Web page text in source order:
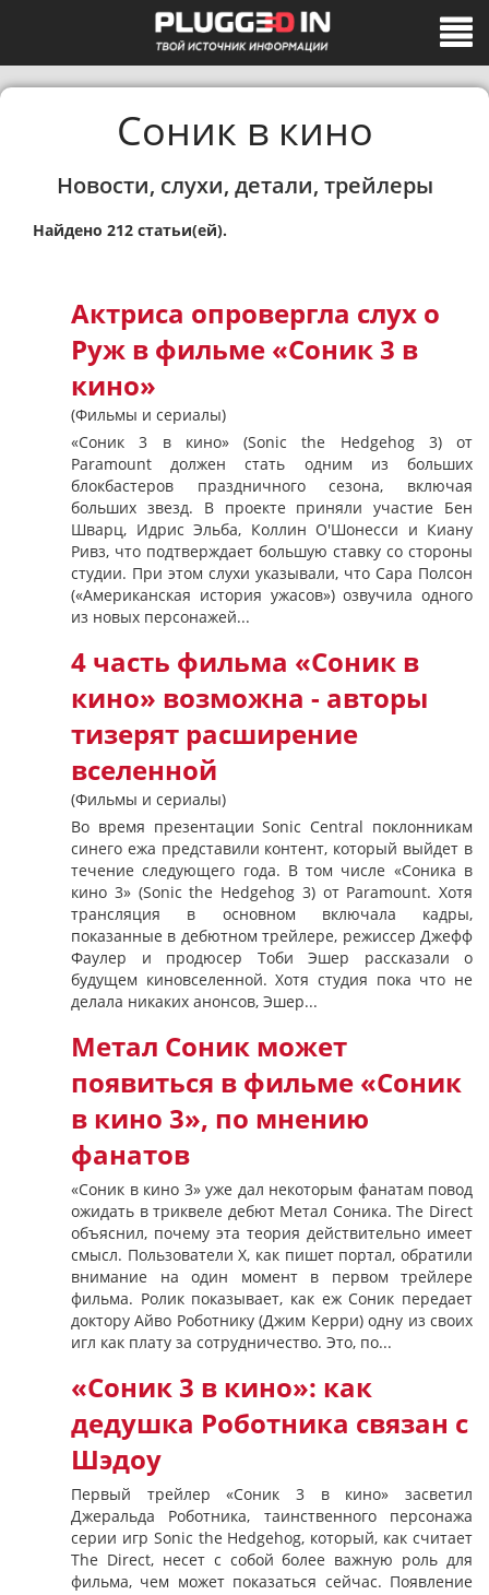
Соник в кино
Новости, слухи, детали, трейлеры
Найдено 212 статьи(ей).
Актриса опровергла слух о
Руж в фильме «Соник 3 в
кино»
(Фильмы и сериалы)
«Соник 3 в кино» (Sonic the Hedgehog 3) от
Paramount должен стать одним из больших
блокбастеров праздничного сезона, включая
больших звезд. В проекте приняли участие Бен
Шварц, Идрис Эльба, Коллин О'Шонесси и Киану
Ривз, что подтверждает большую ставку со стороны
студии. При этом слухи указывали, что Сара Полсон
(«Американская история ужасов») озвучила одного
из новых персонажей...
4 часть фильма «Соник в
кино» возможна - авторы
тизерят расширение
вселенной
(Фильмы и сериалы)
Во время презентации Sonic Central поклонникам
синего ежа представили контент, который выйдет в
течение следующего года. В том числе «Соника в
кино 3» (Sonic the Hedgehog 3) от Paramount. Хотя
трансляция в основном включала кадры,
показанные в дебютном трейлере, режиссер Джефф
Фаулер и продюсер Тоби Эшер рассказали о
будущем киновселенной. Хотя студия пока что не
делала никаких анонсов, Эшер...
Метал Соник может
появиться в фильме «Соник
в кино 3», по мнению
фанатов
«Соник в кино 3» уже дал некоторым фанатам повод
ожидать в триквеле дебют Метал Соника. The Direct
объяснил, почему эта теория действительно имеет
смысл. Пользователи X, как пишет портал, обратили
внимание на один момент в первом трейлере
фильма. Ролик показывает, как еж Соник передает
доктору Айво Роботнику (Джим Керри) одну из своих
игл как плату за сотрудничество. Это, по...
«Соник 3 в кино»: как
дедушка Роботника связан с
Шэдоу
Первый трейлер «Соник 3 в кино» засветил
Джеральда Роботника, таинственного персонажа
серии игр Sonic the Hedgehog, который, как считает
The Direct, несет с собой более важную роль для
фильма, чем может показаться сейчас. Появление